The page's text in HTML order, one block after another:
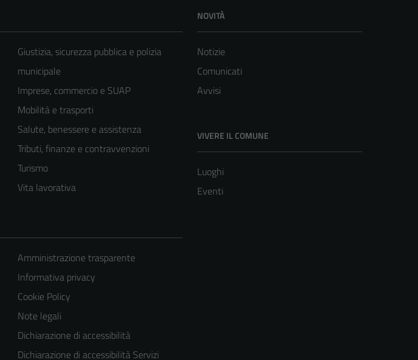
Giustizia, sicurezza pubblica e polizia
municipale
Imprese, commercio e SUAP
Mobilità e trasporti
Salute, benessere e assistenza
Tributi, finanze e contravvenzioni
Turismo
Vita lavorativa
NOVITÀ
Notizie
Comunicati
Avvisi
VIVERE IL COMUNE
Luoghi
Eventi
Amministrazione trasparente
Informativa privacy
Cookie Policy
Note legali
Dichiarazione di accessibilità
Dichiarazione di accessibilità Servizi